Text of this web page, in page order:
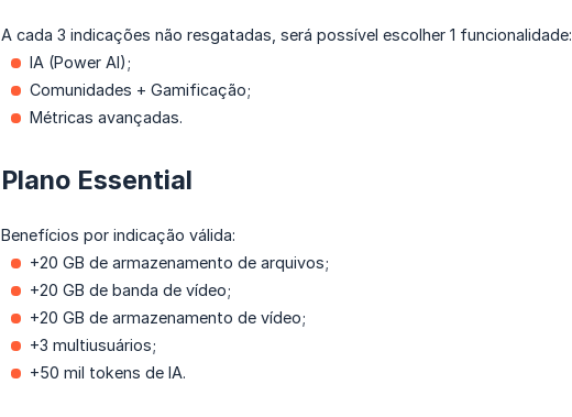
A cada 3 indicações não resgatadas, será possível escolher 1 funcionalidade:
IA (Power AI);
Comunidades + Gamificação;
Métricas avançadas.
Plano Essential
Benefícios por indicação válida:
+20 GB de armazenamento de arquivos;
+20 GB de banda de vídeo;
+20 GB de armazenamento de vídeo;
+3 multiusuários;
+50 mil tokens de IA.